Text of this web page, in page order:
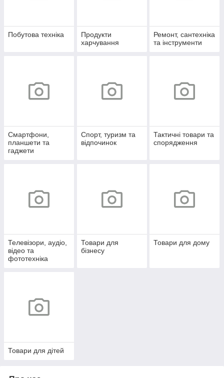
Побутова техніка
Продукти
харчування
Ремонт, сантехніка
та інструменти
Смартфони,
планшети та
гаджети
Спорт, туризм та
відпочинок
Тактичні товари та
спорядження
Телевізори, аудіо,
відео та
фототехніка
Товари для
бізнесу
Товари для дому
Товари для дітей